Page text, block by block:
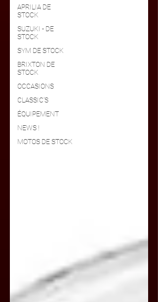
APRILIA DE
STOCK
SUZUKI - DE
STOCK
SYM DE STOCK
BRIXTON DE
STOCK
OCCASIONS
CLASSIC'S
ÉQUIPEMENT
NEWS !
MOTOS DE STOCK